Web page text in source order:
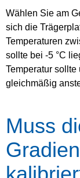
Wählen Sie am
sich die
Temperaturen
sollte bei -5 °C
Temperatur
gleichmäßig
Muss